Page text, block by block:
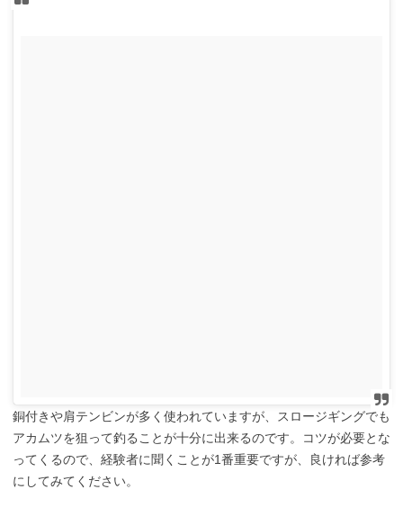
銅付きや肩テンビンが多く使われていますが、スロージギングでも
アカムツを狙って釣ることが十分に出来るのです。コツが必要とな
ってくるので、経験者に聞くことが1番重要ですが、良ければ参考
にしてみてください。